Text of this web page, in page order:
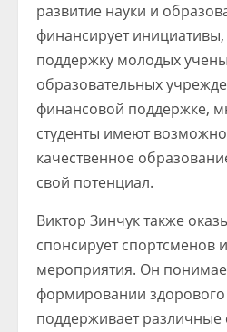
развитие науки и
финансирует
поддержку молодых
образовательных
финансовой поддержке,
студенты имеют
качественное
свой потенциал.
Виктор Зинчук также
спонсирует спортсменов
мероприятия. Он
формировании
поддерживает различные